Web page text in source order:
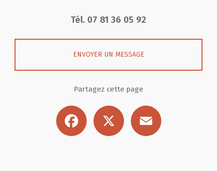
Tél. 07 81 36 05 92
ENVOYER UN MESSAGE
Partagez cette page
Facebook